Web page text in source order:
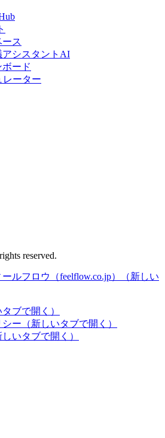
ス
アシスタントAI
ード
レーター
reserved.
ルフロウ（feelflow.co.jp）
（新しい
タブで開く）
シー （新しいタブで開く）
しいタブで開く）